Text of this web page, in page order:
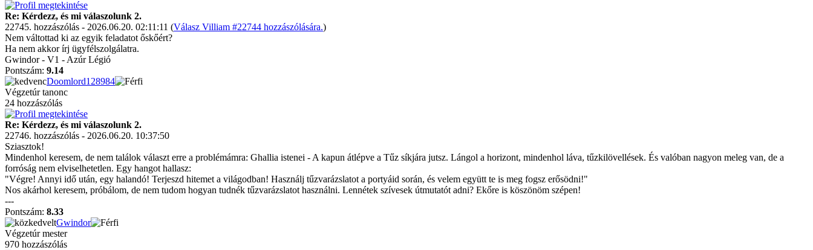
Re: Kérdezz, és mi válaszolunk 2.
22745. hozzászólás - 2026.06.20. 02:11:11 (Válasz Villiam #22744 hozzászólására.)
Nem váltottad ki az egyik feladatot őskőért?
Ha nem akkor írj ügyfélszolgálatra.
Gwindor - V1 - Azúr Légió
Pontszám: 9.14
Doomlord128984
Végzetúr tanonc
24 hozzászólás
Re: Kérdezz, és mi válaszolunk 2.
22746. hozzászólás - 2026.06.20. 10:37:50
Sziasztok!
Mindenhol keresem, de nem találok választ erre a problémámra: Ghallia istenei - A kapun átlépve a Tűz síkjára jutsz. Lángol a horizont, mindenhol láva, tűzkilövellések. És valóban nagyon meleg van, de a
forróság nem elviselhetetlen. Egy hangot hallasz:
"Végre! Annyi idő után, egy halandó! Terjeszd hitemet a világodban! Használj tűzvarázslatot a portyáid során, és velem együtt te is meg fogsz erősödni!"
Nos akárhol keresem, próbálom, de nem tudom hogyan tudnék tűzvarázslatot használni. Lennétek szívesek útmutatót adni? Ekőre is köszönöm szépen!
---
Pontszám: 8.33
Gwindor
Végzetúr mester
970 hozzászólás